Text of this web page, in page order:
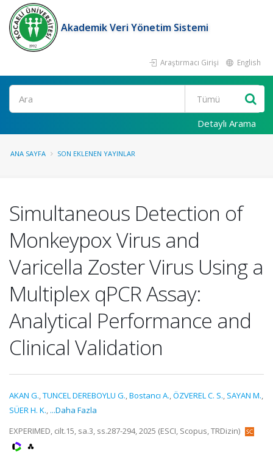
Akademik Veri Yönetim Sistemi
Araştırmacı Girişi English
Ara
Detaylı Arama
ANA SAYFA SON EKLENEN YAYINLAR
Simultaneous Detection of
Monkeypox Virus and
Varicella Zoster Virus Using a
Multiplex qPCR Assay:
Analytical Performance and
Clinical Validation
AKAN G.,TUNCEL DEREBOYLU G.,Bostancı A.,ÖZVEREL C. S., SAYAN M.,
SÜER H. K., ...Daha Fazla
EXPERIMED, cilt.15, sa.3, ss.287-294, 2025 (ESCI, Scopus, TRDizin)